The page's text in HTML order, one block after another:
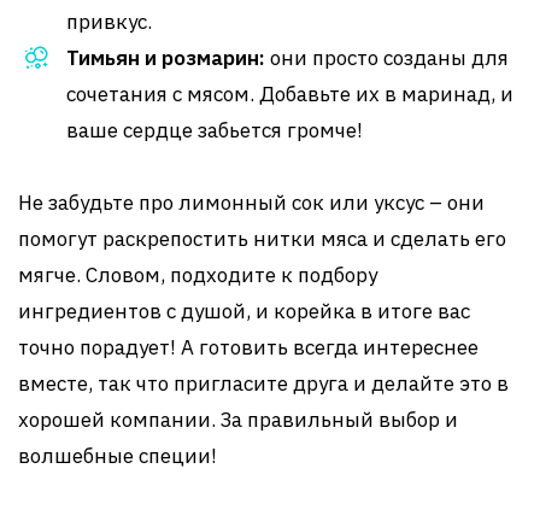
привкус.
Тимьян и розмарин: они просто созданы для
сочетания с мясом. Добавьте их в маринад, и
ваше сердце забьется громче!
Не забудьте про лимонный сок или уксус – они
помогут раскрепостить нитки мяса и сделать его
мягче. Словом, подходите к подбору
ингредиентов с душой, и корейка в итоге вас
точно порадует! А готовить всегда интереснее
вместе, так что пригласите друга и делайте это в
хорошей компании. За правильный выбор и
волшебные специи!